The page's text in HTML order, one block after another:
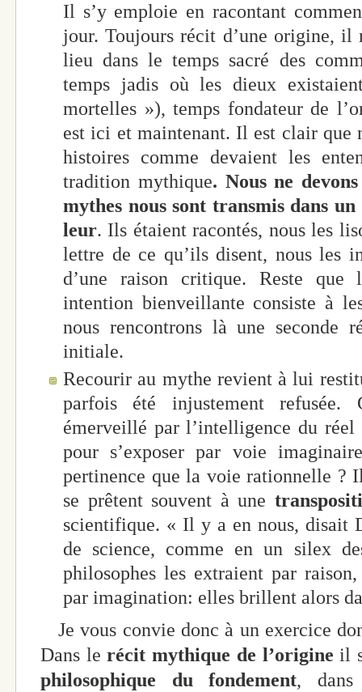
Il s’y emploie en racontant
jour. Toujours récit d’une origine, il
lieu dans le temps sacré des
temps jadis où les dieux
mortelles »), temps fondateur de
est ici et maintenant. Il est clair que
histoires comme devaient les
tradition mythique. Nous ne
mythes nous sont transmis dans
leur. Ils étaient racontés, nous les
lettre de ce qu’ils disent, nous les
d’une raison critique. Reste que
intention bienveillante consiste à
nous rencontrons là une seconde
initiale.
Recourir au mythe revient à lui
parfois été injustement refusée.
émerveillé par l’intelligence du
pour s’exposer par voie
pertinence que la voie rationnelle ?
se prêtent souvent à une
scientifique. « Il y a en nous, disait
de science, comme en un silex
philosophes les extraient par
par imagination: elles brillent alors
Je vous convie donc à un exercice
Dans lerécit mythique de l’origine il
philosophique du fondement,